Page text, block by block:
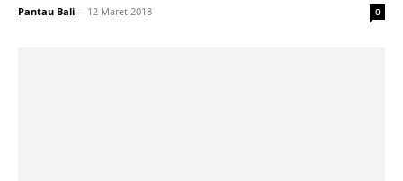
Pantau Bali - 12 Maret 2018 0